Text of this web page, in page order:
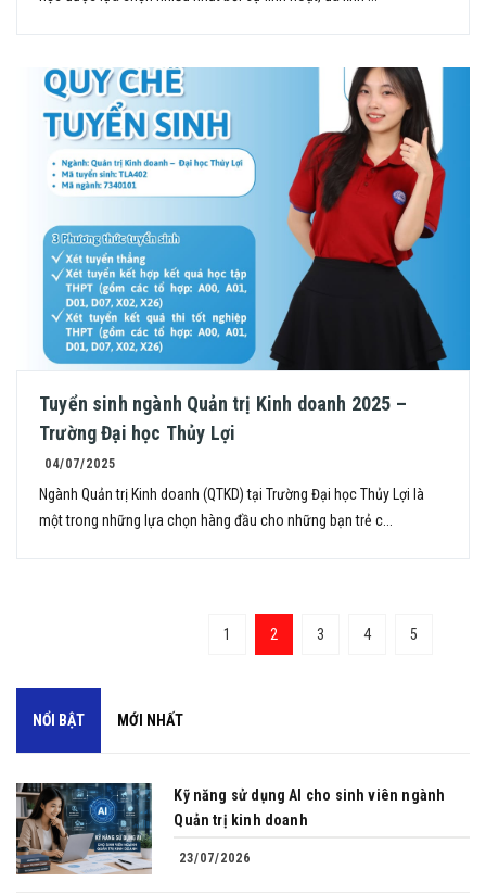
Tuyển sinh ngành Quản trị Kinh doanh 2025 –
Trường Đại học Thủy Lợi
04/07/2025
Ngành Quản trị Kinh doanh (QTKD) tại Trường Đại học Thủy Lợi là
một trong những lựa chọn hàng đầu cho những bạn trẻ c...
1 2 3 4 5
NỔI BẬT MỚI NHẤT
Kỹ năng sử dụng AI cho sinh viên ngành
Quản trị kinh doanh
23/07/2026